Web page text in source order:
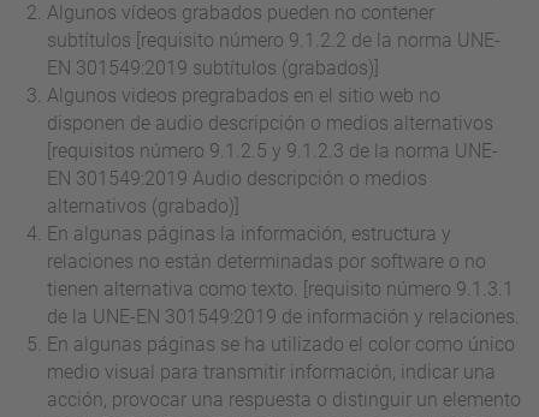
Algunos vídeos grabados pueden no contener
subtítulos [requisito número 9.1.2.2 de la norma UNE-
EN 301549:2019 subtítulos (grabados)]
Algunos videos pregrabados en el sitio web no
disponen de audio descripción o medios alternativos
[requisitos número 9.1.2.5 y 9.1.2.3 de la norma UNE-
EN 301549:2019 Audio descripción o medios
alternativos (grabado)]
En algunas páginas la información, estructura y
relaciones no están determinadas por software o no
tienen alternativa como texto. [requisito número 9.1.3.1
de la UNE-EN 301549:2019 de información y relaciones.
En algunas páginas se ha utilizado el color como único
medio visual para transmitir información, indicar una
acción, provocar una respuesta o distinguir un elemento